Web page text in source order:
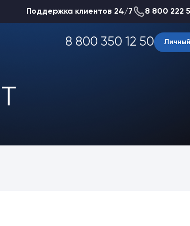
Поддержка клиентов 24/7 8 800 222
8 800 350 12 50